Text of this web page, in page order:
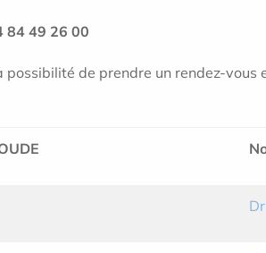
84 49 26 00
de prendre un rendez-vous